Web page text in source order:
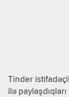
Tinder
ilə